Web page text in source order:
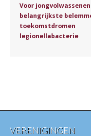
Voor
belangrijkste
toekomstdromen
legionellabacterie
VERENIGINGEN